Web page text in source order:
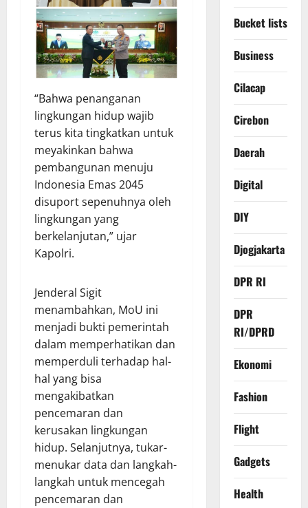
“Bahwa penanganan
lingkungan hidup wajib
terus kita tingkatkan untuk
meyakinkan bahwa
pembangunan menuju
Indonesia Emas 2045
disuport sepenuhnya oleh
lingkungan yang
berkelanjutan,” ujar
Kapolri.
Jenderal Sigit
menambahkan, MoU ini
menjadi bukti pemerintah
dalam memperhatikan dan
memperduli terhadap hal-
hal yang bisa
mengakibatkan
pencemaran dan
kerusakan lingkungan
hidup. Selanjutnya, tukar-
menukar data dan langkah-
langkah untuk mencegah
pencemaran dan
Bucket lists
Business
Cilacap
Cirebon
Daerah
Digital
DIY
Djogjakarta
DPR RI
DPR
RI/DPRD
Ekonomi
Fashion
Flight
Gadgets
Health